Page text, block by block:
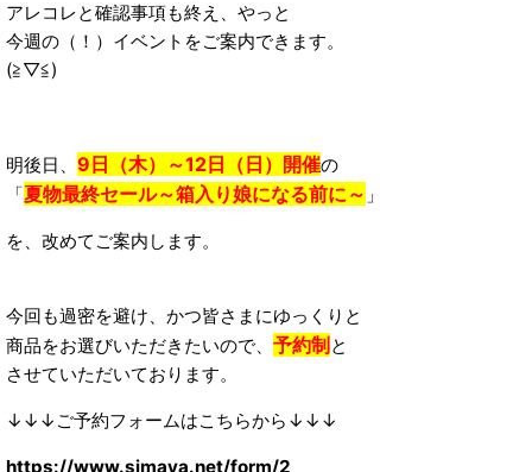
アレコレと確認事項も終え、やっと
今週の（！）イベントをご案内できます。
(≧▽≦)
明後日、 9日（木）～12日（日）開催の
「夏物最終セール～箱入り娘になる前に～ 」
を、改めてご案内します。
今回も過密を避け、かつ皆さまにゆっくりと
商品をお選びいただきたいので、 予約制と
させていただいております。
↓↓↓ご予約フォームはこちらから↓↓↓
https://www.simaya.net/form/2